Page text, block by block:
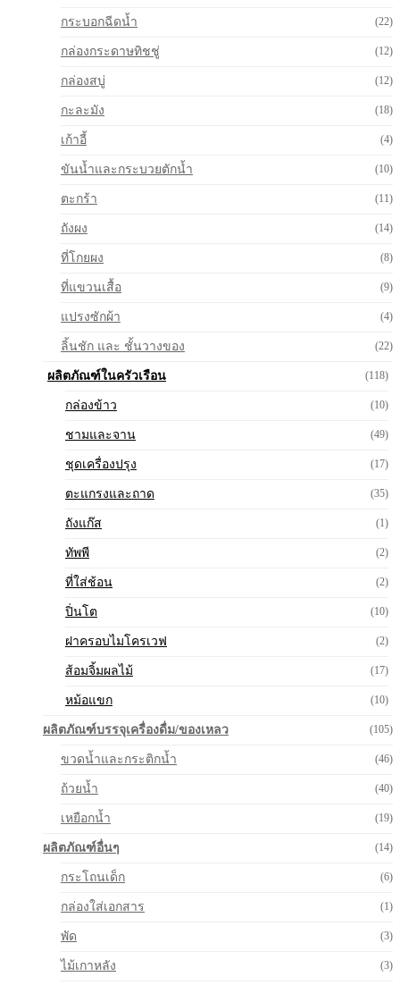
กระบอกฉีดน้ำ (22)
กล่องกระดาษทิชชู่ (12)
กล่องสบู่ (12)
กะละมัง (18)
เก้าอี้ (4)
ขันน้ำและกระบวยตักน้ำ (10)
ตะกร้า (11)
ถังผง (14)
ที่โกยผง (8)
ที่แขวนเสื้อ (9)
แปรงซักผ้า (4)
ลิ้นชัก และ ชั้นวางของ (22)
ผลิตภัณฑ์ในครัวเรือน (118)
กล่องข้าว (10)
ชามและจาน (49)
ชุดเครื่องปรุง (17)
ตะแกรงและถาด (35)
ถังแก๊ส (1)
ทัพพี (2)
ที่ใส่ช้อน (2)
ปิ่นโต (10)
ฝาครอบไมโครเวฟ (2)
ส้อมจิ้มผลไม้ (17)
หม้อแขก (10)
ผลิตภัณฑ์บรรจุเครื่องดื่ม/ของเหลว (105)
ขวดน้ำและกระติกน้ำ (46)
ถ้วยน้ำ (40)
เหยือกน้ำ (19)
ผลิตภัณฑ์อื่นๆ (14)
กระโถนเด็ก (6)
กล่องใส่เอกสาร (1)
พัด (3)
ไม้เกาหลัง (3)